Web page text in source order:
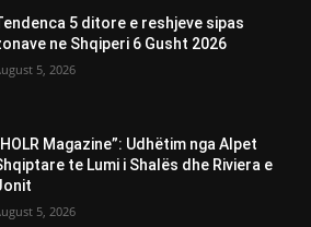
5 ditore e reshjeve sipas
ne Shqiperi 6 Gusht 2026
5, 2026
Magazine”: Udhëtim nga Alpet
te Lumi i Shalës dhe Riviera e
5, 2026